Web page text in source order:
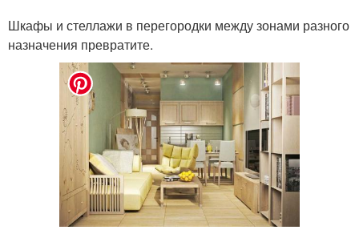
Шкафы и стеллажи в перегородки между зонами разного
назначения превратите.